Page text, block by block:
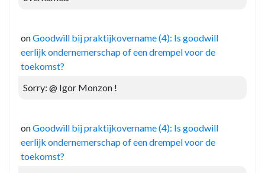
onGoodwill bij praktijkovername (4): Is goodwill
eerlijk ondernemerschap of een drempel voor de
toekomst?
Sorry: @ Igor Monzon !
onGoodwill bij praktijkovername (4): Is goodwill
eerlijk ondernemerschap of een drempel voor de
toekomst?